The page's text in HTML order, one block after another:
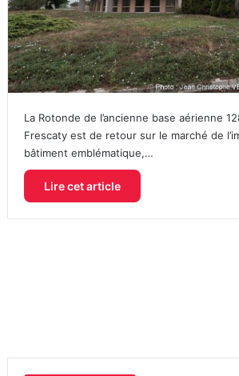
La Rotonde de l’ancienne base aérienne
Frescaty est de retour sur le marché de
bâtiment emblématique,…
Lire cet article